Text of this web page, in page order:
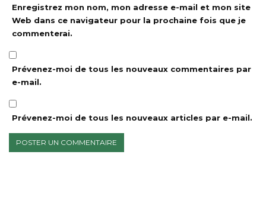
Enregistrez mon nom, mon adresse e-mail et mon site
Web dans ce navigateur pour la prochaine fois que je
commenterai.
Prévenez-moi de tous les nouveaux commentaires par
e-mail.
Prévenez-moi de tous les nouveaux articles par e-mail.